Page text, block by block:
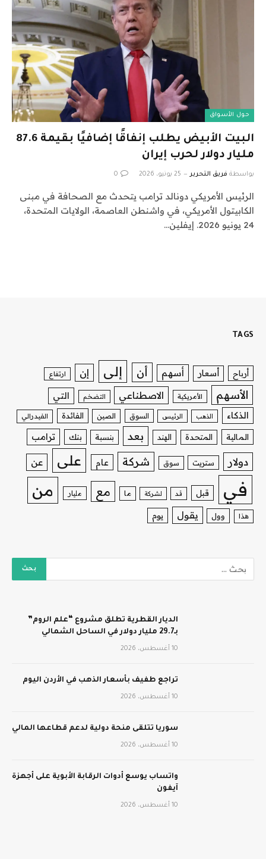
حول الأسواق
البيت الأبيض يطلب إنفاقًا إضافيًا بقيمة 87.6
مليار دولار لحرب إيران
بواسطة فريق التحرير 25 يونيو، 2026 0
الرئيس الأمريكي دونالد ترامب يتحدث مع الصحافة في مبنى
الكابيتول الأمريكي، في واشنطن العاصمة، الولايات المتحدة،
24 يونيو 2026. إيفلين…
TAGS
أرباح أسعار أسهم أن إلى إن ارتفاع
الأسهم الأمريكية الاصطناعي التضخم
التي
الذكاء
الذهب الرئيس السوق الصين الفائدة الفيدرالي
المالية المتحدة الهند بعد بنسبة بنك ترامب
دولار ستريت سوق شركة عام على عن
في قبل قد لشركة ما مع مليار من
هذا وول يقول يوم
الديار القطرية تطلق مشروع “علم الروم”
بـ29.7 مليار دولار في الساحل الشمالي
10 أغسطس، 2026
تراجع طفيف بأسعار الذهب في الأردن اليوم
10 أغسطس، 2026
سوريا تتلقى منحة دولية لدعم قطاعها المالي
10 أغسطس، 2026
واتساب يوسع أدوات الرقابة الأبوية على أجهزة
آيفون
10 أغسطس، 2026